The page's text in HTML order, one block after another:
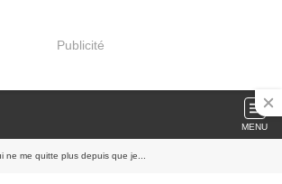
Publicité
MENU
ne me quitte plus depuis que je...